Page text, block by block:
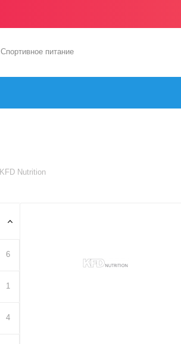
Спортивное питание
KFD Nutrition
6
1
4